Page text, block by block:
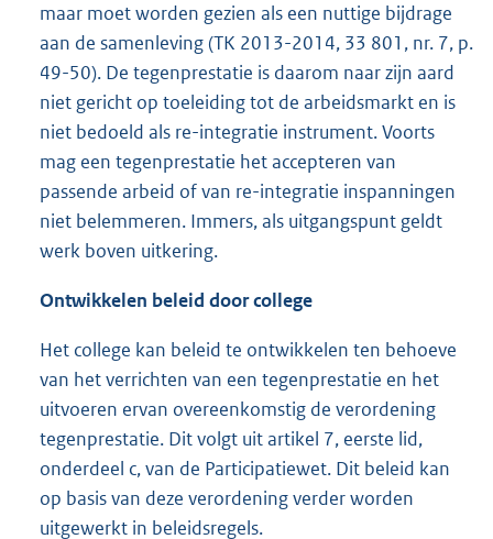
maar moet worden gezien als een nuttige bijdrage
aan de samenleving (TK 2013-2014, 33 801, nr. 7, p.
49-50). De tegenprestatie is daarom naar zijn aard
niet gericht op toeleiding tot de arbeidsmarkt en is
niet bedoeld als re-integratie instrument. Voorts
mag een tegenprestatie het accepteren van
passende arbeid of van re-integratie inspanningen
niet belemmeren. Immers, als uitgangspunt geldt
werk boven uitkering.
Ontwikkelen beleid door college
Het college kan beleid te ontwikkelen ten behoeve
van het verrichten van een tegenprestatie en het
uitvoeren ervan overeenkomstig de verordening
tegenprestatie. Dit volgt uit artikel 7, eerste lid,
onderdeel c, van de Participatiewet. Dit beleid kan
op basis van deze verordening verder worden
uitgewerkt in beleidsregels.